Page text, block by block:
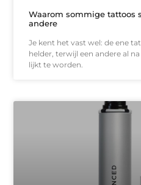
Waarom sommige tattoos
andere
Je kent het vast wel: de ene
helder, terwijl een andere al
lijkt te worden.